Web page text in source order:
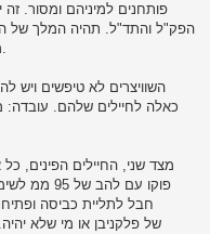
פותחנים למיניהם ומסור. זה
הפק"ל והתד"ל. תהיה המלך של
מהחופשה הראשונה כולם עם אולרים שוויצרים.
השוויצרים לא טיפשים ויש
כאלה לחיילים שלהם. עובדה:
מצד שני, החיילים הפינים,
פוקו עם
חבל לתליית כביסה